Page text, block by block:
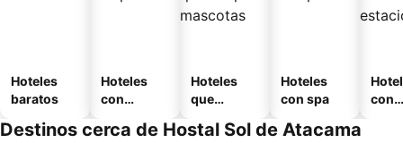
Hoteles
baratos
Hoteles
con
Hoteles
que
mascotas
Hoteles
con spa
con
Destinos cerca de Hostal Sol de Atacama